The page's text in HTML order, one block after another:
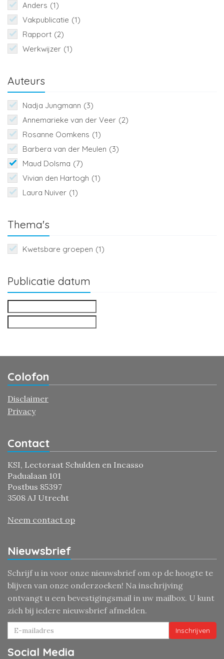
Anders (1)
Vakpublicatie (1)
Rapport (2)
Werkwijzer (1)
Auteurs
Nadja Jungmann (3)
Annemarieke van der Veer (2)
Rosanne Oomkens (1)
Barbera van der Meulen (3)
Maud Dolsma (7)
Vivian den Hartogh (1)
Laura Nuiver (1)
Thema's
Kwetsbare groepen (1)
Publicatie datum
Colofon
Disclaimer
Privacy
Contact
KSI, Lectoraat Schulden en Incasso
Padualaan 101
Postbus 85397
3508 AJ Utrecht
Neem contact op
Nieuwsbrief
Schrijf u in voor onze nieuwsbrief om op de hoogte te
blijven van onze onderzoeken! Na inschrijving
ontvangt u een bevestigingsmail in uw mailbox. U kunt
zich bij iedere nieuwsbrief afmelden.
Inschrijven
Social Media